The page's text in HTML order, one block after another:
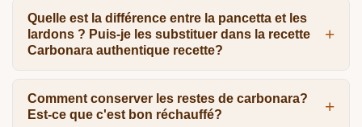
Quelle est la différence entre la pancetta et les
lardons ? Puis-je les substituer dans la recette
Carbonara authentique recette?
Comment conserver les restes de carbonara?
Est-ce que c'est bon réchauffé?